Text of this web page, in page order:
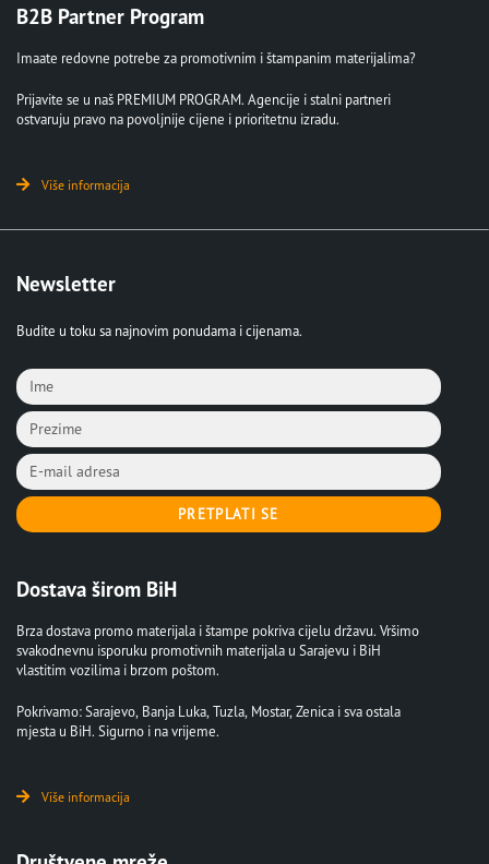
B2B Partner Program
Imaate redovne potrebe za promotivnim i štampanim materijalima?
Prijavite se u naš PREMIUM PROGRAM. Agencije i stalni partneri
ostvaruju pravo na povoljnije cijene i prioritetnu izradu.
Više informacija
Newsletter
Budite u toku sa najnovim ponudama i cijenama.
PRETPLATI SE
Dostava širom BiH
Brza dostava promo materijala i štampe pokriva cijelu državu. Vršimo
svakodnevnu isporuku promotivnih materijala u Sarajevu i BiH
vlastitim vozilima i brzom poštom.
Pokrivamo: Sarajevo, Banja Luka, Tuzla, Mostar, Zenica i sva ostala
mjesta u BiH. Sigurno i na vrijeme.
Više informacija